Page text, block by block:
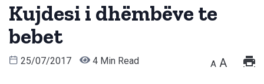
Kujdesi i dhëmbëve te
bebet
25/07/2017 4 Min Read A A